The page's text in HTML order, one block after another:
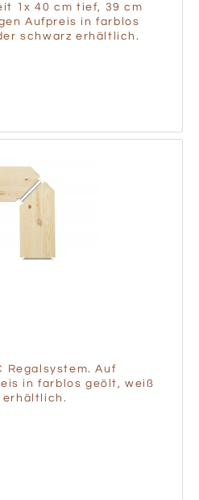
1x 40 cm tief, 39 cm
Aufpreis in farblos
schwarz erhältlich.
Regalsystem. Auf
in farblos geölt, weiß
erhältlich.